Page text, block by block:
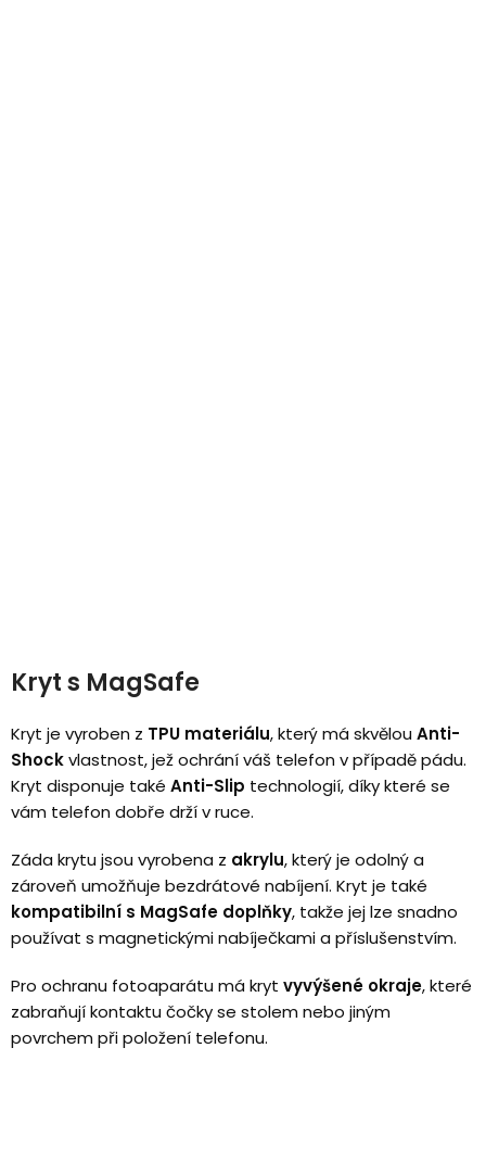
Kryt s MagSafe
Kryt je vyroben z TPU materiálu, který má skvělou Anti-
Shockvlastnost, jež ochrání váš telefon v případě pádu.
Kryt disponuje také Anti-Slip technologií, díky které se
vám telefon dobře drží v ruce.
Záda krytu jsou vyrobena z akrylu, který je odolný a
zároveň umožňuje bezdrátové nabíjení. Kryt je také
kompatibilní s MagSafe doplňky, takže jej lze snadno
používat s magnetickými nabíječkami a příslušenstvím.
Pro ochranu fotoaparátu má kryt vyvýšené okraje, které
zabraňují kontaktu čočky se stolem nebo jiným
povrchem při položení telefonu.